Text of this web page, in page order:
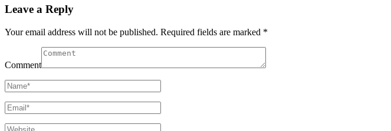
Leave a Reply
Your email address will not be published. Required fields are marked *
Comment